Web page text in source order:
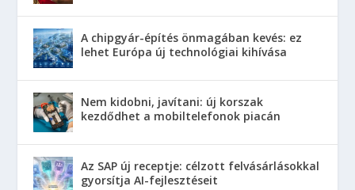
A chipgyár-építés önmagában kevés: ez
lehet Európa új technológiai kihívása
Nem kidobni, javítani: új korszak
kezdődhet a mobiltelefonok piacán
Az SAP új receptje: célzott felvásárlásokkal
gyorsítja AI-fejlesztéseit